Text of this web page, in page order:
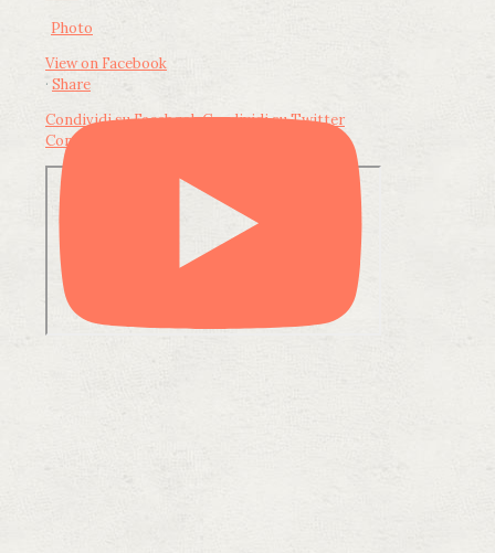
Photo
View on Facebook
· Share
Condividi su FacebookCondividi su Twitter
Condividi su LinkedIn